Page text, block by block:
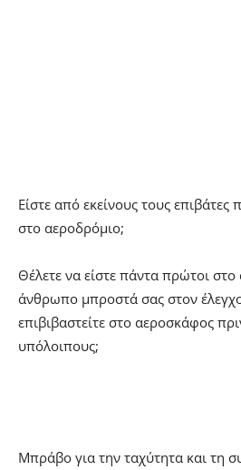
Είστε από εκείνους τους
στο αεροδρόμιο;
Θέλετε να είστε πάντα πρώτοι
άνθρωπο μπροστά σας στον
επιβιβαστείτε στο αεροσκάφος
υπόλοιπους;
Μπράβο για την ταχύτητα και τη